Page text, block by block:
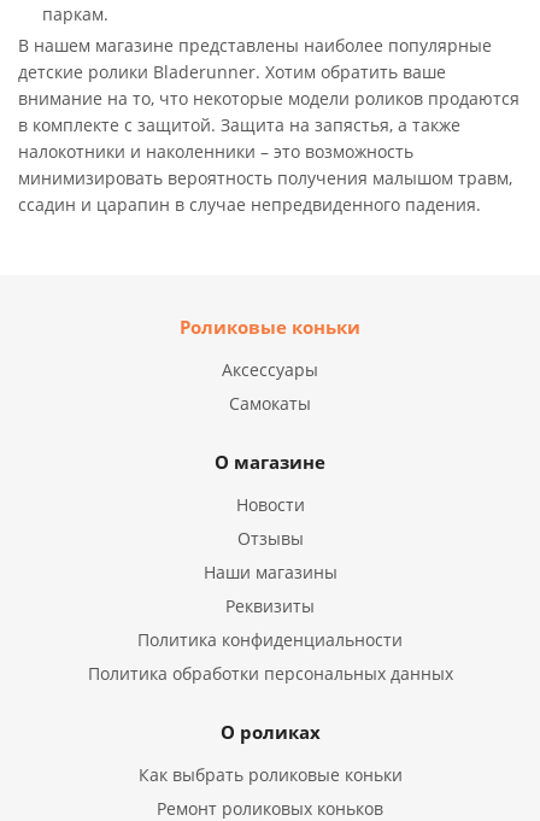
паркам.
В нашем магазине представлены наиболее популярные
детские ролики Bladerunner. Хотим обратить ваше
внимание на то, что некоторые модели роликов продаются
в комплекте с защитой. Защита на запястья, а также
налокотники и наколенники – это возможность
минимизировать вероятность получения малышом травм,
ссадин и царапин в случае непредвиденного падения.
Роликовые коньки
Аксессуары
Самокаты
О магазине
Новости
Отзывы
Наши магазины
Реквизиты
Политика конфиденциальности
Политика обработки персональных данных
О роликах
Как выбрать роликовые коньки
Ремонт роликовых коньков